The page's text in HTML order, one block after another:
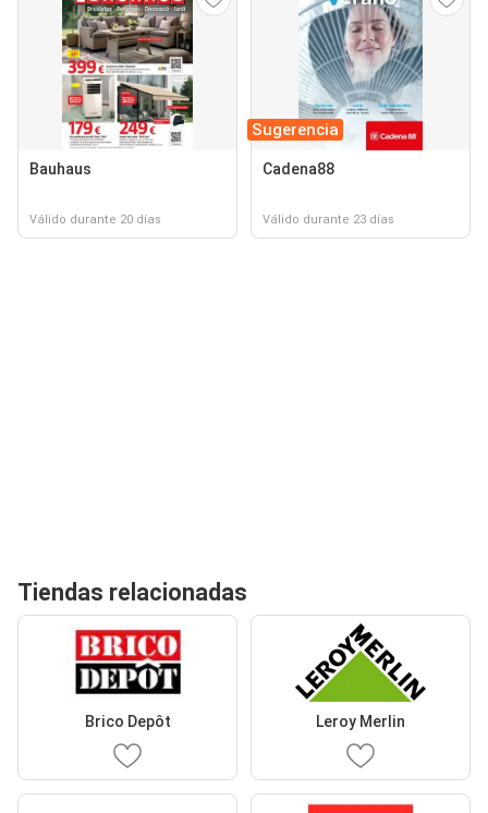
Bauhaus
Válido durante 20 días
Sugerencia
Cadena88
Válido durante 23 días
Tiendas relacionadas
Brico Depôt Leroy Merlin